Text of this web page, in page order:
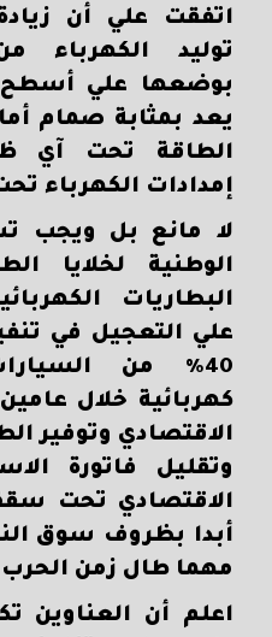
اتفقت علي أن
توليد الكهرباء
بوضعها علي أسطح
يعد بمثابة صمام
الطاقة تحت آي
إمدادات الكهرباء
لا مانع بل ويجب
الوطنية لخلايا
البطاريات
علي التعجيل في
40% من
كهربائية خلال
الاقتصادي وتوفير
وتقليل فاتورة
الاقتصادي تحت
أبدا بظروف سوق
مهما طال زمن الحرب
اعلم أن العناوين